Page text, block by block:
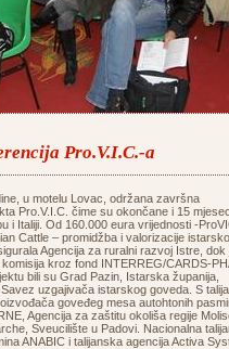
Pro.V.I.C.-a
u motelu Lovac, održana završna
Pro.V.I.C. čime su okončane i 15
i Italiji. Od 160.000 eura vrijednosti -
Cattle – promidžba i valorizacije
Agencija za ruralni razvoj Istre, dok
kroz fond INTERREG/CARDS-
bili su Grad Pazin, Istarska županija,
uzgajivača istarskog goveda. S
goveđeg mesa autohtonih
Agencija za zaštitu okoliša regije
Sveucilište u Padovi. Nacionalna
ANABIC i talijanska agencija Activa